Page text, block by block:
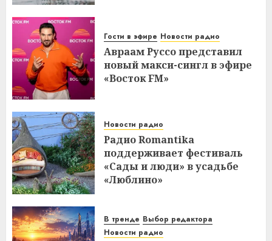
Гости в эфире Новости радио
Авраам Руссо представил
новый макси-сингл в эфире
«Восток FM»
Новости радио
Радио Romantika
поддерживает фестиваль
«Сады и люди» в усадьбе
«Люблино»
В тренде Выбор редактора
Новости радио